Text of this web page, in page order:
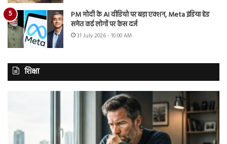
PM मोदी के AI वीडियो पर बड़ा एक्शन, Meta इंडिया हेड
समेत कई लोगों पर केस दर्ज
31 July 2026 - 10:00 AM
शिक्षा